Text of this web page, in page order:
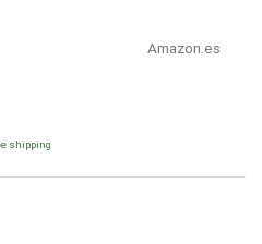
Amazon.es
shipping